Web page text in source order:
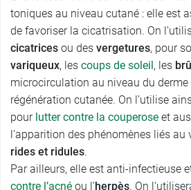
toniques au niveau cutané : elle est
de favoriser la cicatrisation. On
cicatrices ou des vergetures, pour
variqueux, les coups de soleil, les
microcirculation au niveau du derme
régénération cutanée. On l’utilise
pour lutter contre la couperose et
l’apparition des phénomènes liés
rides et ridules.
Par ailleurs, elle est anti-infectieuse
contre l’acné ou l’herpès. On